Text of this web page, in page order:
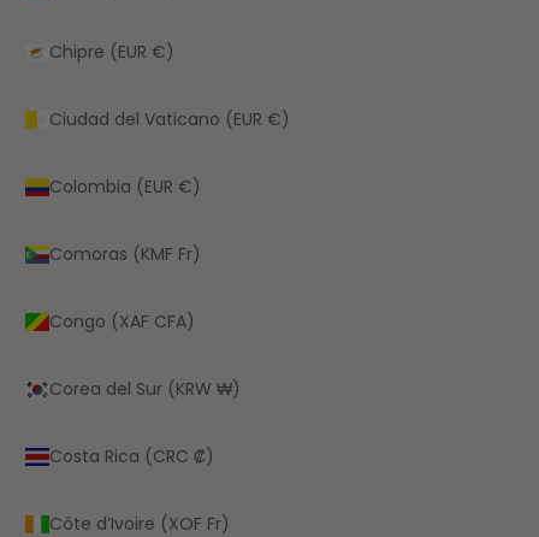
Chipre (EUR €)
Ciudad del Vaticano (EUR €)
Colombia (EUR €)
Comoras (KMF Fr)
Congo (XAF CFA)
Corea del Sur (KRW ₩)
Costa Rica (CRC ₡)
Côte d’Ivoire (XOF Fr)